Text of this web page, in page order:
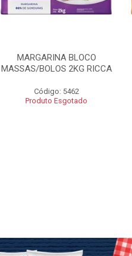
MARGARINA BLOCO
MASSAS/BOLOS 2KG RICCA
Código: 5462
Produto Esgotado